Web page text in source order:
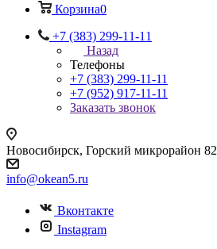
Корзина0
+7 (383) 299-11-11
Назад
Телефоны
+7 (383) 299-11-11
+7 (952) 917-11-11
Заказать звонок
Новосибирск, Горский микрорайон 82
info@okean5.ru
Вконтакте
Instagram